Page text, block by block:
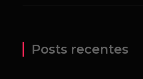
Posts recentes